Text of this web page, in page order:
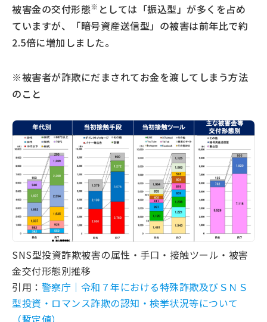
被害金の交付形態※ としては「振込型」が多くを占め
ていますが、「暗号資産送信型」の被害は前年比で約
2.5倍に増加しました。
※被害者が詐欺にだまされてお金を渡してしまう方法
のこと
SNS型投資詐欺被害の属性・手口・接触ツール・被害
金交付形態別推移
引用： 警察庁｜令和７年における特殊詐欺及びＳＮＳ
型投資・ロマンス詐欺の認知・検挙状況等について
（暫定値）